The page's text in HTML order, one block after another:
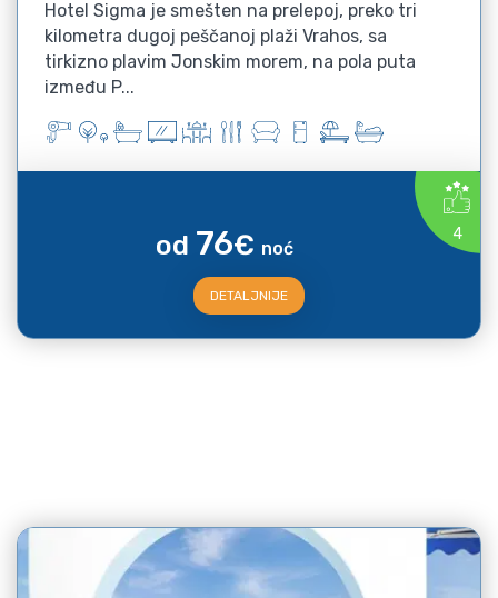
Hotel Sigma je smešten na prelepoj, preko tri
kilometra dugoj peščanoj plaži Vrahos, sa
tirkizno plavim Jonskim morem, na pola puta
između P...
4
od 76€ noć
DETALJNIJE